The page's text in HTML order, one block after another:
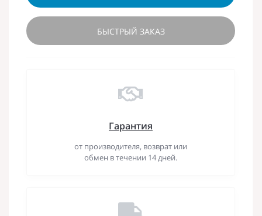
БЫСТРЫЙ ЗАКАЗ
Гарантия
от производителя, возврат или
обмен в течении 14 дней.